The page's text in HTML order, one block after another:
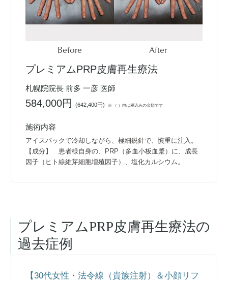
Before After
プレミアムPRP皮膚再生療法
札幌院院長 前多 一彦 医師
584,000円(642,400円) ※ （ ）内は税込みの金額です
施術内容
アイスパックで冷却しながら、極細鋭針で、慎重に注入。
【成分】 患者様自身の、PRP（多血小板血漿）に、成長
因子（ヒト線維芽細胞増殖因子）、塩化カルシウム。
プレミアムPRP皮膚再生療法の
過去症例
【30代女性・法令線（貴族注射）＆小顔リフ